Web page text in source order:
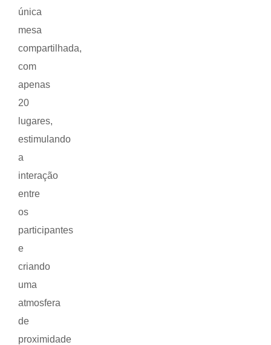
única
mesa
compartilhada,
com
apenas
20
lugares,
estimulando
a
interação
entre
os
participantes
e
criando
uma
atmosfera
de
proximidade